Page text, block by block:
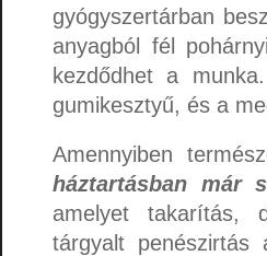
gyógyszertárban
anyagból fél
kezdődhet a
gumikesztyű, és a
Amennyiben
háztartásban már
amelyet takarítás,
tárgyalt penészirtás